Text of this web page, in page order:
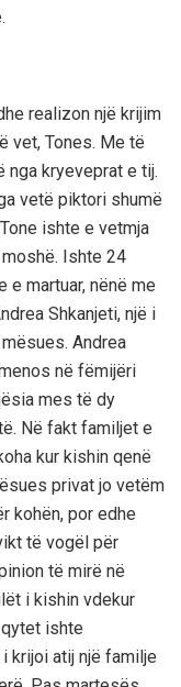
realizon një krijim
vet, Tones. Me të
nga kryeveprat e tij.
vetë piktori shumë
ishte e vetmja
Ishte 24
martuar, nënë me
Shkanjeti, një i
Andrea
në fëmijëri
mes të dy
Në fakt familjet e
kur kishin qenë
privat jo vetëm
kohën, por edhe
të vogël për
të mirë në
i kishin vdekur
ishte
krijoi atij një familje